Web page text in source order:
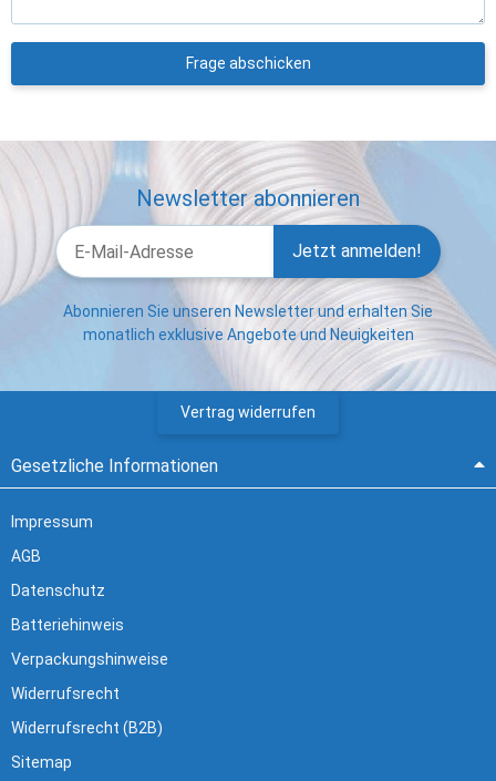
Frage abschicken
Newsletter abonnieren
Jetzt anmelden!
Abonnieren Sie unseren Newsletter und erhalten Sie
monatlich exklusive Angebote und Neuigkeiten
Vertrag widerrufen
Gesetzliche Informationen
Impressum
AGB
Datenschutz
Batteriehinweis
Verpackungshinweise
Widerrufsrecht
Widerrufsrecht (B2B)
Sitemap